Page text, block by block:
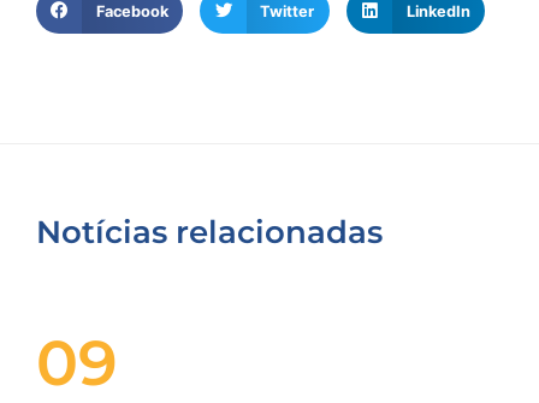
Facebook Twitter LinkedIn
Notícias relacionadas
09